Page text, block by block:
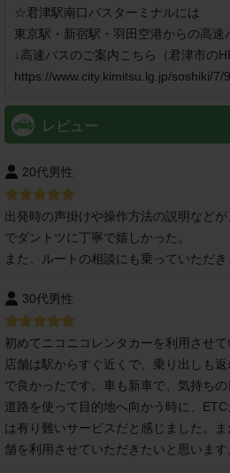
☆君津駅南口バスターミナルには
東京駅・新宿駅・羽田空港からの高速
↓高速バスのご案内こちら（君津市の
https://www.city.kimitsu.lg.jp/soshiki/7/
レビュー
20代男性
出発時の声掛けや操作方法の説明など
でダントツに丁寧で嬉しかった。
また、ルートの相談にも乗っていただき
30代男性
初めてニコニコレンタカーを利用させ
店舗は駅からすぐ近くで、乗り出しも
で良かったです。車も新車で、気持ち
道路を使って目的地へ向かう時に、
は有り難いサービスだと感じました。
舗を利用させていただきたいと思います